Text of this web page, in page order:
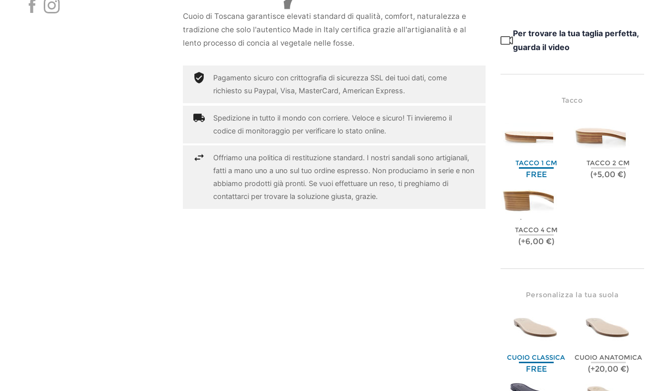
Cuoio di Toscana garantisce elevati standard di qualità, comfort, naturalezza e
tradizione che solo l'autentico Made in Italy certifica grazie all'artigianalità e al
lento processo di concia al vegetale nelle fosse.
Pagamento sicuro con crittografia di sicurezza SSL dei tuoi dati, come
richiesto su Paypal, Visa, MasterCard, American Express.
Spedizione in tutto il mondo con corriere. Veloce e sicuro! Ti invieremo il
codice di monitoraggio per verificare lo stato online.
Offriamo una politica di restituzione standard. I nostri sandali sono artigianali,
fatti a mano uno a uno sul tuo ordine espresso. Non produciamo in serie e non
abbiamo prodotti già pronti. Se vuoi effettuare un reso, ti preghiamo di
contattarci per trovare la soluzione giusta, grazie.
Per trovare la tua taglia perfetta,
guarda il video
Tacco
TACCO 1 CM
FREE
TACCO 2 CM
(+5,00 €)
TACCO 4 CM
(+6,00 €)
Personalizza la tua suola
CUOIO CLASSICA
FREE
CUOIO ANATOMICA
(+20,00 €)